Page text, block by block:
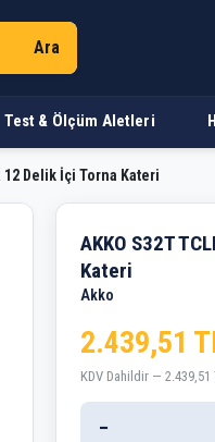
Ara
Test & Ölçüm Aletleri
12 Delik İçi Torna Kateri
AKKO S32T
Kateri
Akko
2.439,51
KDV Dahildir —
−